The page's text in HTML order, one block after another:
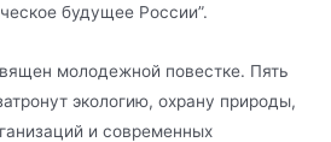
будущее России”.
молодежной повестке. Пять
экологию, охрану природы,
и современных